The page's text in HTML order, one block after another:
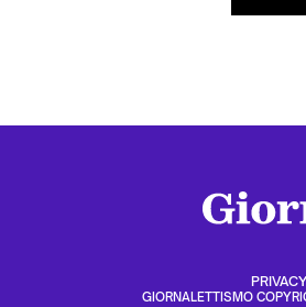
GIORNALETTISMO